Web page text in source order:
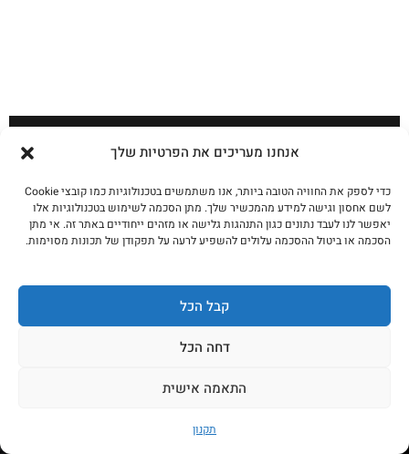
אנחנו מעריכים את הפרטיות שלך
כדי לספק את החוויה הטובה ביותר, אנו משתמשים בטכנולוגיות כמו קובצי Cookie
לשם אחסון וגישה למידע מהמכשיר שלך. מתן הסכמה לשימוש בטכנולוגיות אלו
יאפשר לנו לעבד נתונים כגון התנהגות גלישה או מזהים ייחודיים באתר זה. אי מתן
הסכמה או ביטול ההסכמה עלולים להשפיע לרעה על תפקודן של תכונות מסוימות.
קבל הכל
דחה הכל
התאמה אישית
תקנון
לקריאה נוספת
בואו נדבר!
מתכון, או שיש לכם מוצר שאתם רוצים שנסקור כאן – נשמח
ולחנות האונליין שלנו, לתיאום שיחה השאירו פרטים – נדאג